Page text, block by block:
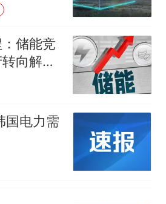
储能竞
向解决
国电力需